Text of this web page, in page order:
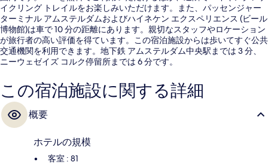
イクリング トレイルをお楽しみいただけます。また、パッセンジャー
ターミナル アムステルダムおよびハイネケン エクスペリエンス (ビール
博物館)は車で 10 分の距離にあります。親切なスタッフやロケーション
が旅行者の高い評価を得ています。この宿泊施設からは歩いてすぐ公共
交通機関を利用できます。地下鉄 アムステルダム中央駅までは 3 分、
ニーウェゼイズ コルク停留所までは 6 分です。
この宿泊施設に関する詳細
概要
ホテルの規模
客室 : 81